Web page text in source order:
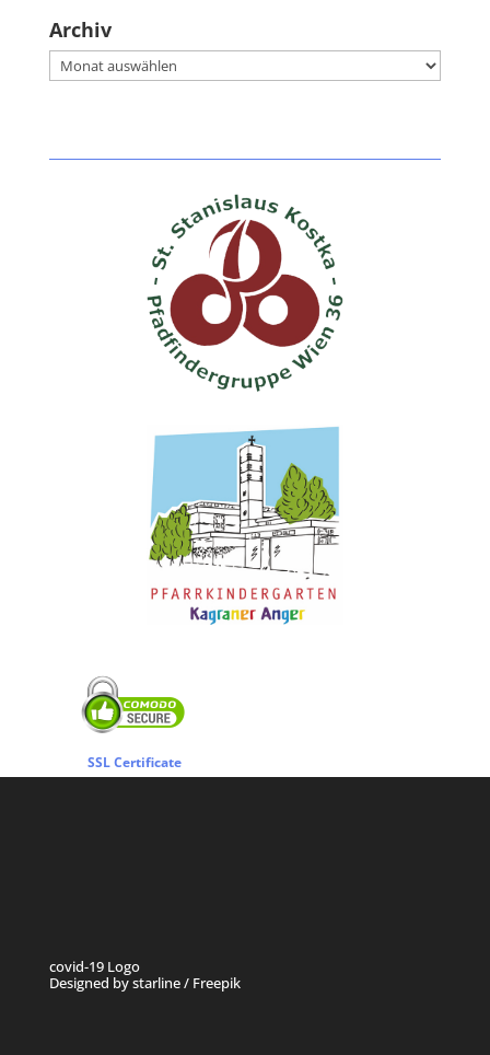
Archiv
Archiv
SSL Certificate
covid-19 Logo
Designed by starline / Freepik